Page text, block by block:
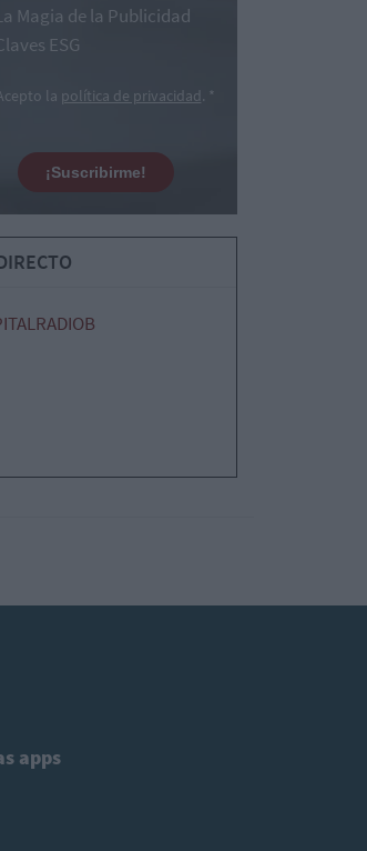
Magia de la Publicidad
ESG
la política de privacidad. *
¡Suscribirme!
apps